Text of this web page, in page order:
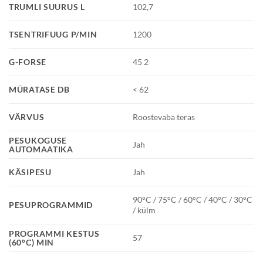
TRUMLI SUURUS L 102,7
TSENTRIFUUG P/MIN 1200
G-FORSE 45 2
MÜRATASE DB < 62
VÄRVUS Roostevaba teras
PESUKOGUSE
AUTOMAATIKA
Jah
KÄSIPESU Jah
PESUPROGRAMMID
90°C / 75°C / 60°C / 40°C / 30°C
/ külm
PROGRAMMI KESTUS
(60°C) MIN
57